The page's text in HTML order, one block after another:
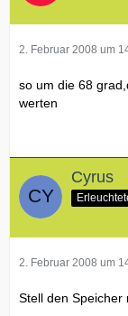
2. Februar 2008 um
so um die 68
werten
Cyrus
2. Februar 2008 um
Stell den Speicher